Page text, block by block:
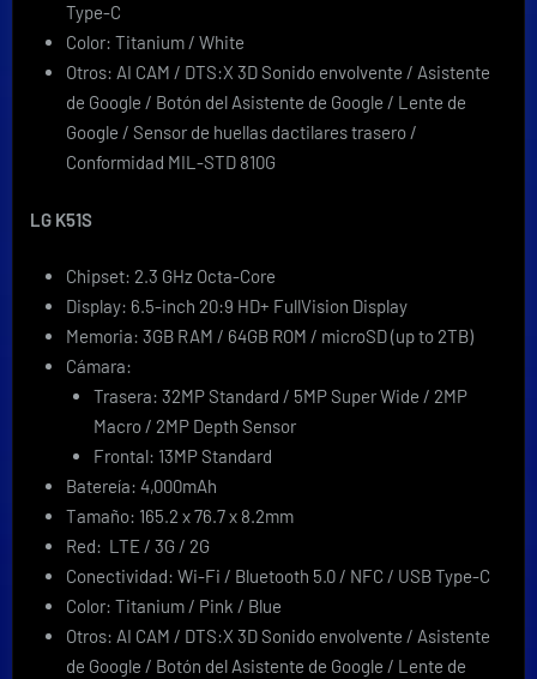
Type-C
Color: Titanium / White
Otros: AI CAM / DTS:X 3D Sonido envolvente / Asistente
de Google / Botón del Asistente de Google / Lente de
Google / Sensor de huellas dactilares trasero /
Conformidad MIL-STD 810G
LG K51S
Chipset: 2.3 GHz Octa-Core
Display: 6.5-inch 20:9 HD+ FullVision Display
Memoria: 3GB RAM / 64GB ROM / microSD (up to 2TB)
Cámara:
Trasera: 32MP Standard / 5MP Super Wide / 2MP
Macro / 2MP Depth Sensor
Frontal: 13MP Standard
Batereía: 4,000mAh
Tamaño: 165.2 x 76.7 x 8.2mm
Red: LTE / 3G / 2G
Conectividad: Wi-Fi / Bluetooth 5.0 / NFC / USB Type-C
Color: Titanium / Pink / Blue
Otros: AI CAM / DTS:X 3D Sonido envolvente / Asistente
de Google / Botón del Asistente de Google / Lente de